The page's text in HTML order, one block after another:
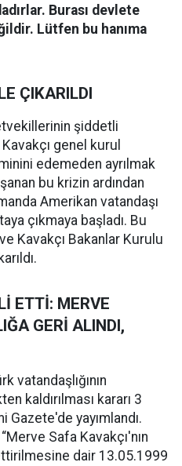
Burası devlete
Lütfen bu hanıma
ÇIKARILDI
şiddetli
genel kurul
edemeden ayrılmak
bu krizin ardından
Amerikan vatandaşı
çıkmaya başladı. Bu
Kavakçı Bakanlar Kurulu
ETTİ: MERVE
GERİ ALINDI,
vatandaşlığının
kaldırılması kararı 3
yayımlandı.
Safa Kavakçı'nın
dair 13.05.1999